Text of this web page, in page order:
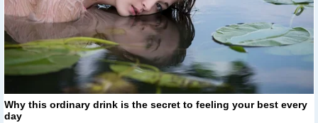
Why this ordinary drink is the secret to feeling your best every
day